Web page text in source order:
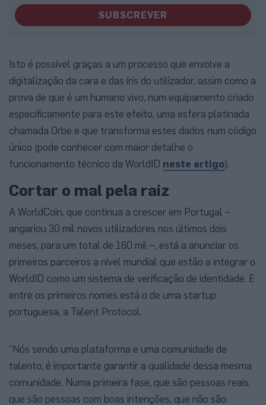
SUBSCREVER
Isto é possível graças a um processo que envolve a
digitalização da cara e das íris do utilizador, assim como a
prova de que é um humano vivo, num equipamento criado
especificamente para este efeito, uma esfera platinada
chamada Orbe e que transforma estes dados num código
único (pode conhecer com maior detalhe o
funcionamento técnico da WorldID neste artigo).
Cortar o mal pela raiz
A WorldCoin, que continua a crescer em Portugal –
angariou 30 mil novos utilizadores nos últimos dois
meses, para um total de 160 mil –, está a anunciar os
primeiros parceiros a nível mundial que estão a integrar o
WorldID como um sistema de verificação de identidade. E
entre os primeiros nomes está o de uma startup
portuguesa, a Talent Protocol.
“Nós sendo uma plataforma e uma comunidade de
talento, é importante garantir a qualidade dessa mesma
comunidade. Numa primeira fase, que são pessoas reais,
que são pessoas com boas intenções, que não são